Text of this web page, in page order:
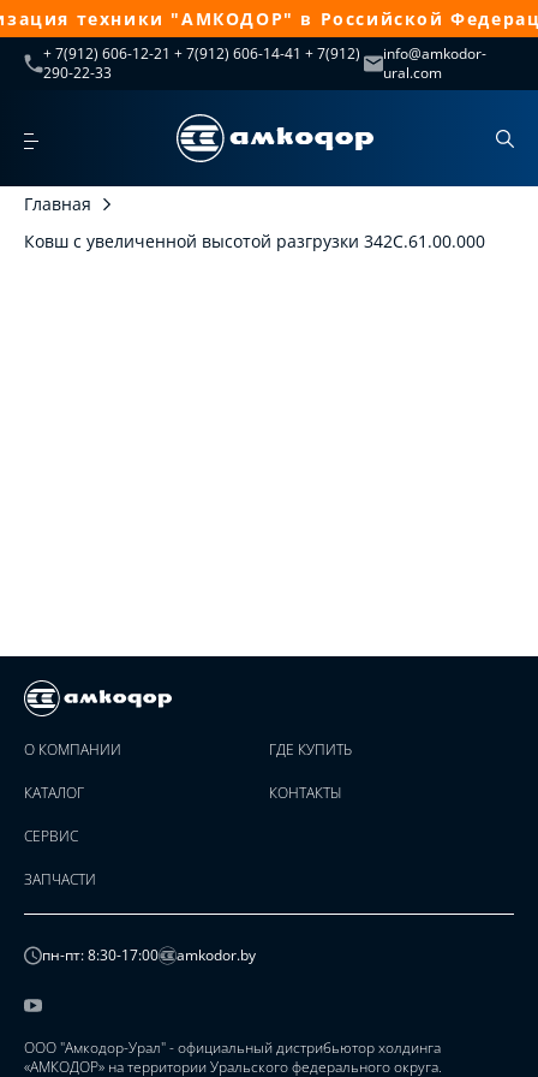
техники "АМКОДОР" в Российской
+ 7(912) 606-12-21 + 7(912) 606-14-41 + 7(912)
290-22-33
info@amkodor-
ural.com
Главная
Ковш с увеличенной высотой разгрузки 342С.61.00.000
О КОМПАНИИ
КАТАЛОГ
СЕРВИС
ЗАПЧАСТИ
ГДЕ КУПИТЬ
КОНТАКТЫ
пн-пт: 8:30-17:00 amkodor.by
ООО "Амкодор-Урал" - официальный дистрибьютор холдинга
«АМКОДОР» на территории Уральского федерального округа.